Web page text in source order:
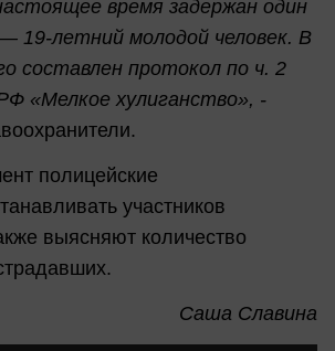
время задержан один
19‑летний молодой человек. В
составлен протокол по ч. 2
«Мелкое хулиганство», -
полицейские
участников
выясняют количество
Саша Славина